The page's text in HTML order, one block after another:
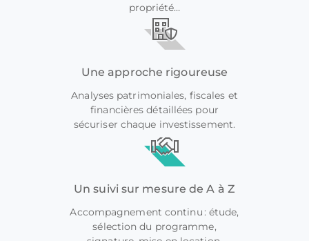
propriété…
Une approche rigoureuse
Analyses patrimoniales, fiscales et
financières détaillées pour
sécuriser chaque investissement.
Un suivi sur mesure de A à Z
Accompagnement continu : étude,
sélection du programme,